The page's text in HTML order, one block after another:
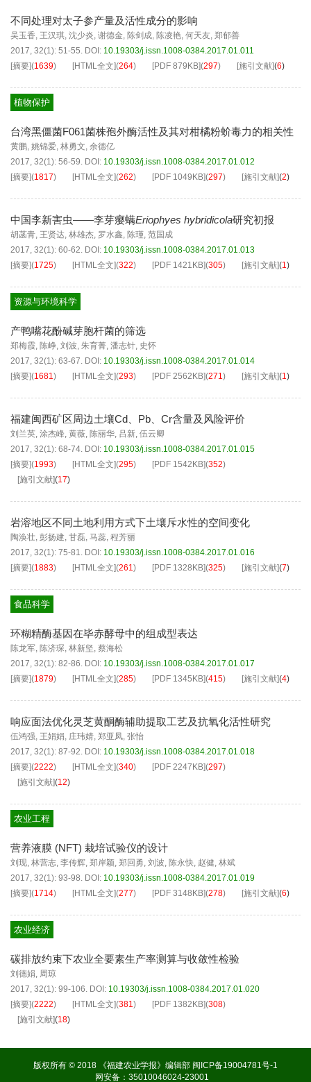
不同处理对太子参产量及活性成分的影响
吴玉香, 王汉琪, 沈少炎, 谢德金, 陈剑成, 陈凌艳, 何天友, 郑郁善
2017, 32(1): 51-55. DOI: 10.19303/j.issn.1008-0384.2017.01.011
[摘要](1639) [HTML全文](264) [PDF 879KB](297) [施引文献](6)
植物保护
台湾黑僵菌F061菌株孢外酶活性及其对柑橘粉蚧毒力的相关性
黄鹏, 姚锦爱, 林勇文, 余德亿
2017, 32(1): 56-59. DOI: 10.19303/j.issn.1008-0384.2017.01.012
[摘要](1817) [HTML全文](262) [PDF 1049KB](297) [施引文献](2)
中国李新害虫——李芽瘿螨Eriophyes hybridicola研究初报
胡菡青, 王贤达, 林雄杰, 罗水鑫, 陈瑾, 范国成
2017, 32(1): 60-62. DOI: 10.19303/j.issn.1008-0384.2017.01.013
[摘要](1725) [HTML全文](322) [PDF 1421KB](305) [施引文献](1)
资源与环境科学
产鸭嘴花酚碱芽胞杆菌的筛选
郑梅霞, 陈峥, 刘波, 朱育菁, 潘志针, 史怀
2017, 32(1): 63-67. DOI: 10.19303/j.issn.1008-0384.2017.01.014
[摘要](1681) [HTML全文](293) [PDF 2562KB](271) [施引文献](1)
福建闽西矿区周边土壤Cd、Pb、Cr含量及风险评价
刘兰英, 涂杰峰, 黄薇, 陈丽华, 吕新, 伍云卿
2017, 32(1): 68-74. DOI: 10.19303/j.issn.1008-0384.2017.01.015
[摘要](1993) [HTML全文](295) [PDF 1542KB](352)
[施引文献](17)
岩溶地区不同土地利用方式下土壤斥水性的空间变化
陶涣壮, 彭扬建, 甘磊, 马蕊, 程芳丽
2017, 32(1): 75-81. DOI: 10.19303/j.issn.1008-0384.2017.01.016
[摘要](1883) [HTML全文](261) [PDF 1328KB](325) [施引文献](7)
食品科学
环糊精酶基因在毕赤酵母中的组成型表达
陈龙军, 陈济琛, 林新坚, 蔡海松
2017, 32(1): 82-86. DOI: 10.19303/j.issn.1008-0384.2017.01.017
[摘要](1879) [HTML全文](285) [PDF 1345KB](415) [施引文献](4)
响应面法优化灵芝黄酮酶辅助提取工艺及抗氧化活性研究
伍鸿强, 王娟娟, 庄玮婧, 郑亚凤, 张怡
2017, 32(1): 87-92. DOI: 10.19303/j.issn.1008-0384.2017.01.018
[摘要](2222) [HTML全文](340) [PDF 2247KB](297)
[施引文献](12)
农业工程
营养液膜 (NFT) 栽培试验仪的设计
刘现, 林营志, 李传辉, 郑岸颖, 郑回勇, 刘波, 陈永快, 赵健, 林斌
2017, 32(1): 93-98. DOI: 10.19303/j.issn.1008-0384.2017.01.019
[摘要](1714) [HTML全文](277) [PDF 3148KB](278) [施引文献](6)
农业经济
碳排放约束下农业全要素生产率测算与收敛性检验
刘德娟, 周琼
2017, 32(1): 99-106. DOI: 10.19303/j.issn.1008-0384.2017.01.020
[摘要](2222) [HTML全文](381) [PDF 1382KB](308)
[施引文献](18)
版权所有 © 2018 《福建农业学报》编辑部 闽ICP备19004781号-1
网安备：35010046024-23001